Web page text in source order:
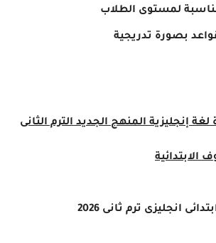
لمستوى الطلاب
بصورة تدريجية
إنجليزية المنهج الجديد الترم الثانى
انجليزى ترم ثانى 2026